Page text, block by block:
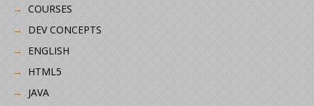
COURSES
DEV CONCEPTS
ENGLISH
HTML5
JAVA